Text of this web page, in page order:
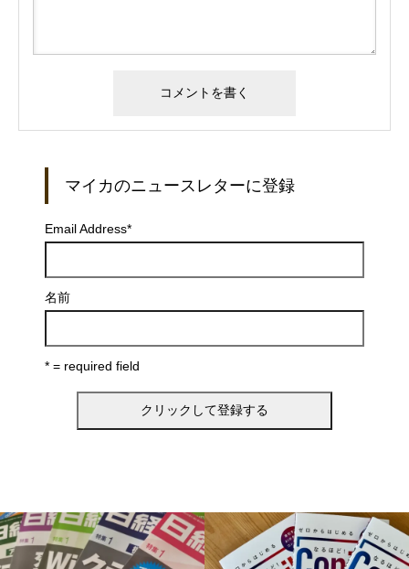
マイカのニュースレターに登録
Email Address*
名前
* = required field